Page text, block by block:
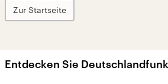
Zur Startseite
Entdecken Sie